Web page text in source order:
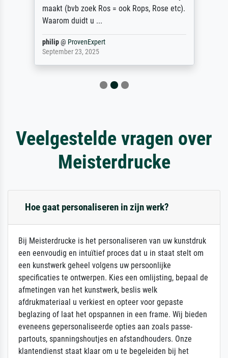
maakt (bvb zoek Ros = ook Rops, Rose etc).
Waarom duidt u ...
philip@ ProvenExpert
September 23, 2025
Veelgestelde vragen over
Meisterdrucke
Hoe gaat personaliseren in zijn werk?
Bij Meisterdrucke is het personaliseren van uw kunstdruk
een eenvoudig en intuïtief proces dat u in staat stelt om
een kunstwerk geheel volgens uw persoonlijke
specificaties te ontwerpen. Kies een omlijsting, bepaal de
afmetingen van het kunstwerk, beslis welk
afdrukmateriaal u verkiest en opteer voor gepaste
beglazing of laat het opspannen in een frame. Wij bieden
eveneens gepersonaliseerde opties aan zoals passe-
partouts, spanningshoutjes en afstandhouders. Onze
klantendienst staat klaar om u te begeleiden bij het